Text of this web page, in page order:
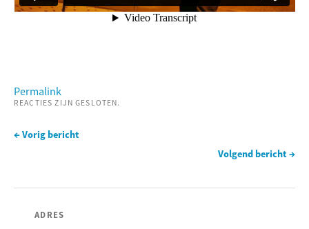
Permalink
REACTIES ZIJN GESLOTEN.
← Vorig bericht
Volgend bericht →
ADRES